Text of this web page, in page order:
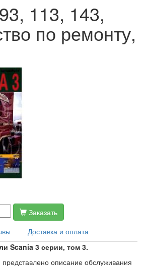
113, 143,
по ремонту,
Заказать
Доставка и оплата
Scania 3 серии, том 3.
описание обслуживания